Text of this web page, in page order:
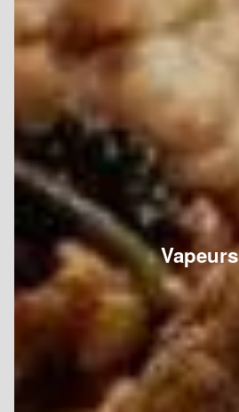
Vapeurs